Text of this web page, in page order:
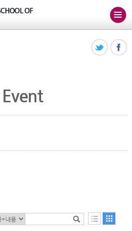
Event